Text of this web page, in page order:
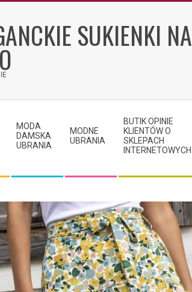
SUKIENKI NA
MODA
DAMSKA
UBRANIA
MODNE
UBRANIA
BUTIK OPINIE
KLIENTÓW O
SKLEPACH
INTERNETOWYCH